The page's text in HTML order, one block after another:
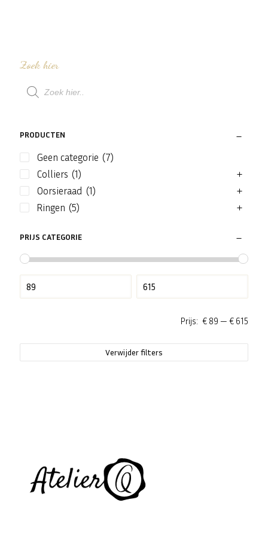
Zoek hier
Producten
zoeken
PRODUCTEN
Geen categorie (7)
Colliers (1)
Oorsieraad (1)
Ringen (5)
PRIJS CATEGORIE
Prijs: € 89 — € 615
Verwijder filters